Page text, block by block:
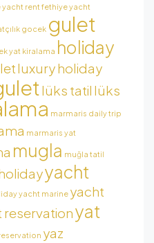
yacht rent fethiye yacht
gocek gulet
yat kiralama holiday
luxury holiday
lüks tatil lüks
marmaris daily trip
marmaris yat
mugla muğla tatil
yacht
yacht marine yacht
reservationyat
yaz